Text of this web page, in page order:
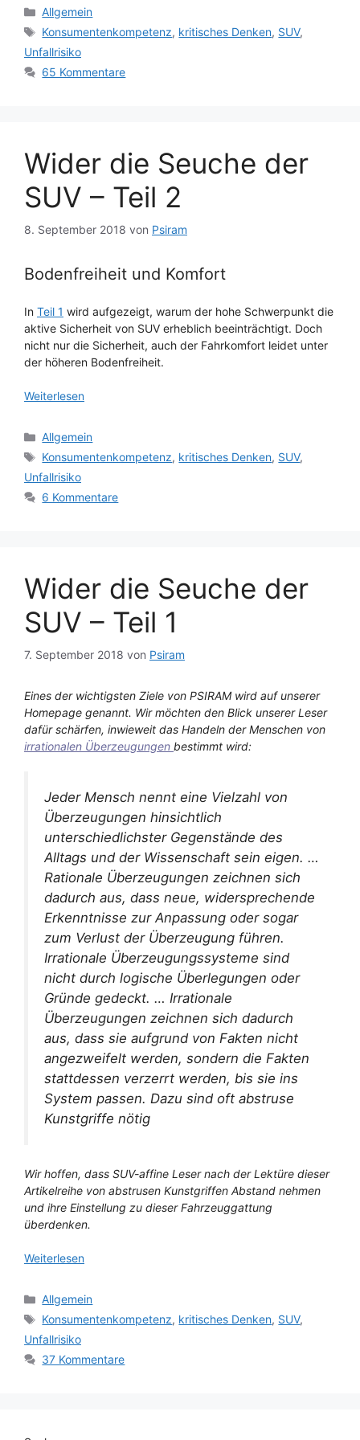
Kategorien
Allgemein
Schlagwörter
Konsumentenkompetenz, kritisches Denken, SUV,
Unfallrisiko
65 Kommentare
Wider die Seuche der
SUV – Teil 2
8. September 2018 von Psiram
Bodenfreiheit und Komfort
In Teil 1 wird aufgezeigt, warum der hohe Schwerpunkt die
aktive Sicherheit von SUV erheblich beeinträchtigt. Doch
nicht nur die Sicherheit, auch der Fahrkomfort leidet unter
der höheren Bodenfreiheit.
Weiterlesen
Kategorien
Allgemein
Schlagwörter
Konsumentenkompetenz, kritisches Denken, SUV,
Unfallrisiko
6 Kommentare
Wider die Seuche der
SUV – Teil 1
7. September 2018 von Psiram
Eines der wichtigsten Ziele von PSIRAM wird auf unserer
Homepage genannt. Wir möchten den Blick unserer Leser
dafür schärfen, inwieweit das Handeln der Menschen von
irrationalen Überzeugungen bestimmt wird:
Jeder Mensch nennt eine Vielzahl von
Überzeugungen hinsichtlich
unterschiedlichster Gegenstände des
Alltags und der Wissenschaft sein eigen. …
Rationale Überzeugungen zeichnen sich
dadurch aus, dass neue, widersprechende
Erkenntnisse zur Anpassung oder sogar
zum Verlust der Überzeugung führen.
Irrationale Überzeugungssysteme sind
nicht durch logische Überlegungen oder
Gründe gedeckt. … Irrationale
Überzeugungen zeichnen sich dadurch
aus, dass sie aufgrund von Fakten nicht
angezweifelt werden, sondern die Fakten
stattdessen verzerrt werden, bis sie ins
System passen. Dazu sind oft abstruse
Kunstgriffe nötig
Wir hoffen, dass SUV-affine Leser nach der Lektüre dieser
Artikelreihe von abstrusen Kunstgriffen Abstand nehmen
und ihre Einstellung zu dieser Fahrzeuggattung
überdenken.
Weiterlesen
Kategorien
Allgemein
Schlagwörter
Konsumentenkompetenz, kritisches Denken, SUV,
Unfallrisiko
37 Kommentare